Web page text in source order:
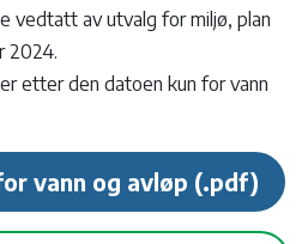
vedtatt av utvalg for miljø, plan
2024.
etter den datoen kun for vann
vann og avløp